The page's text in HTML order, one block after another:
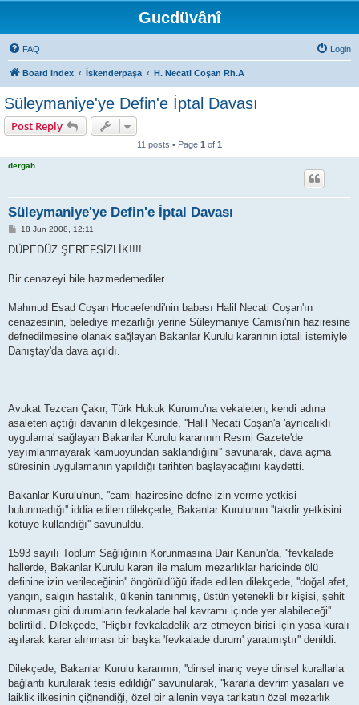
Gucdüvânî
FAQ Login
Board index İskenderpaşa H. Necati Coşan Rh.A
Süleymaniye'ye Defin'e İptal Davası
Post Reply
11 posts • Page 1 of 1
dergah
Süleymaniye'ye Defin'e İptal Davası
P
s
18 Jun 2008, 12:11
DÜPEDÜZ ŞEREFSİZLİK!!!!
Bir cenazeyi bile hazmedemediler
Mahmud Esad Coşan Hocaefendi'nin babası Halil Necati Coşan'ın
cenazesinin, belediye mezarlığı yerine Süleymaniye Camisi'nin haziresine
defnedilmesine olanak sağlayan Bakanlar Kurulu kararının iptali istemiyle
Danıştay'da dava açıldı.
Avukat Tezcan Çakır, Türk Hukuk Kurumu'na vekaleten, kendi adına
asaleten açtığı davanın dilekçesinde, ''Halil Necati Coşan'a 'ayrıcalıklı
uygulama' sağlayan Bakanlar Kurulu kararının Resmi Gazete'de
yayımlanmayarak kamuoyundan saklandığını'' savunarak, dava açma
süresinin uygulamanın yapıldığı tarihten başlayacağını kaydetti.
Bakanlar Kurulu'nun, ''cami haziresine defne izin verme yetkisi
bulunmadığı'' iddia edilen dilekçede, Bakanlar Kurulunun ''takdir yetkisini
kötüye kullandığı'' savunuldu.
1593 sayılı Toplum Sağlığının Korunmasına Dair Kanun'da, ''fevkalade
hallerde, Bakanlar Kurulu kararı ile malum mezarlıklar haricinde ölü
definine izin verileceğinin'' öngörüldüğü ifade edilen dilekçede, ''doğal afet,
yangın, salgın hastalık, ülkenin tanınmış, üstün yetenekli bir kişisi, şehit
olunması gibi durumların fevkalade hal kavramı içinde yer alabileceği''
belirtildi. Dilekçede, ''Hiçbir fevkaladelik arz etmeyen birisi için yasa kuralı
aşılarak karar alınması bir başka 'fevkalade durum' yaratmıştır'' denildi.
Dilekçede, Bakanlar Kurulu kararının, ''dinsel inanç veye dinsel kurallarla
bağlantı kurularak tesis edildiği'' savunularak, ''kararla devrim yasaları ve
laiklik ilkesinin çiğnendiği, özel bir ailenin veya tarikatın özel mezarlık